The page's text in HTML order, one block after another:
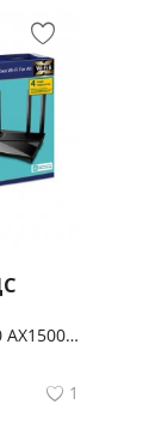
TP-Link Archer AX10 AX1500 Wi‑Fi 6 роутер
1